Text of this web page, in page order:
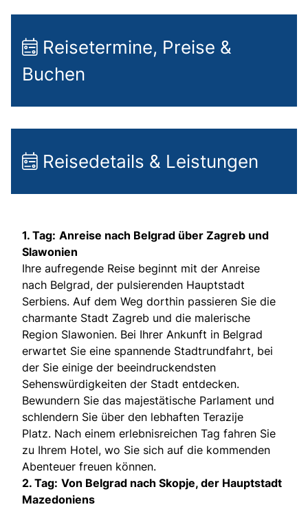
Reisetermine, Preise &
Buchen
Reisedetails & Leistungen
1. Tag: Anreise nach Belgrad über Zagreb und
Slawonien
Ihre aufregende Reise beginnt mit der Anreise
nach Belgrad, der pulsierenden Hauptstadt
Serbiens. Auf dem Weg dorthin passieren Sie die
charmante Stadt Zagreb und die malerische
Region Slawonien. Bei Ihrer Ankunft in Belgrad
erwartet Sie eine spannende Stadtrundfahrt, bei
der Sie einige der beeindruckendsten
Sehenswürdigkeiten der Stadt entdecken.
Bewundern Sie das majestätische Parlament und
schlendern Sie über den lebhaften Terazije
Platz. Nach einem erlebnisreichen Tag fahren Sie
zu Ihrem Hotel, wo Sie sich auf die kommenden
Abenteuer freuen können.
2. Tag: Von Belgrad nach Skopje, der Hauptstadt
Mazedoniens